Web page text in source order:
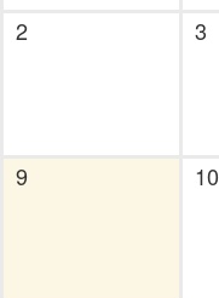
2 3
9 10